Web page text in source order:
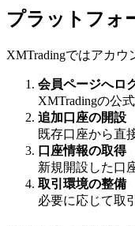
プラットフォ
XMTradingではアカ
会員ページへロ
XMTradingの公
追加口座の開設
既存口座から直
口座情報の取得
新規開設した口
取引環境の整備
必要に応じて取